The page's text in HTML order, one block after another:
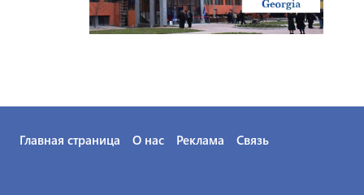
Главная страница О нас Реклама Связь